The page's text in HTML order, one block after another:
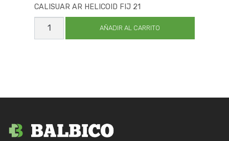
CALISUAR AR HELICOID FIJ 21
CALISUAR
HELICOID
AÑADIR AL CARRITO